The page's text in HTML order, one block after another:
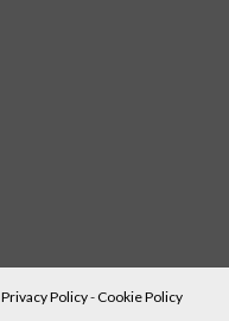
Privacy Policy-Cookie Policy